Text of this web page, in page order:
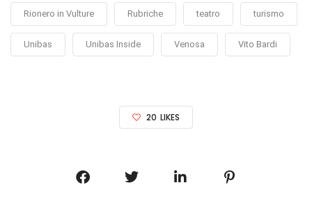
Rionero in Vulture Rubriche teatro turismo
Unibas Unibas Inside Venosa Vito Bardi
20 LIKES